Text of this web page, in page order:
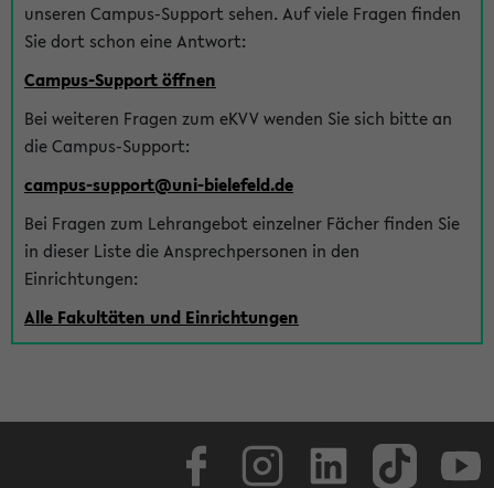
unseren Campus-Support sehen. Auf viele Fragen finden
Sie dort schon eine Antwort:
Campus-Support öffnen
Bei weiteren Fragen zum eKVV wenden Sie sich bitte an
die Campus-Support:
campus-support@uni-bielefeld.de
Bei Fragen zum Lehrangebot einzelner Fächer finden Sie
in dieser Liste die Ansprechpersonen in den
Einrichtungen:
Alle Fakultäten und Einrichtungen